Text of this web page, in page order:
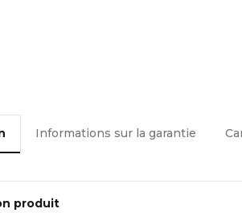
Informations sur la garantie
produit